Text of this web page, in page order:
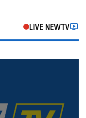
LIVE NEWTV